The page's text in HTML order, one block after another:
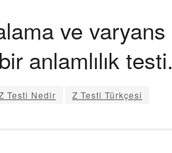
ve varyans
anlamlılık testi.
Testi Nedir Z Testi Türkçesi